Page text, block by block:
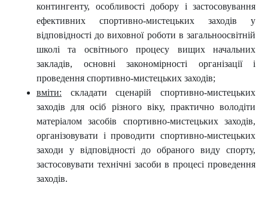
контингенту, особливості добору і застосовування
ефективних спортивно-мистецьких заходів у
відповідності до виховної роботи в загальноосвітній
школі та освітнього процесу вищих начальних
закладів, основні закономірності організації і
проведення спортивно-мистецьких заходів;
вміти: складати сценарій спортивно-мистецьких
заходів для осіб різного віку, практично володіти
матеріалом засобів спортивно-мистецьких заходів,
організовувати і проводити спортивно-мистецьких
заходи у відповідності до обраного виду спорту,
застосовувати технічні засоби в процесі проведення
заходів.